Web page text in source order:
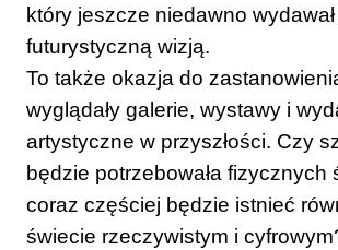
który jeszcze niedawno
futurystyczną wizją.
To także okazja do
wyglądały galerie, wystawy i
artystyczne w przyszłości. Czy
będzie potrzebowała fizycznych
coraz częściej będzie istnieć
świecie rzeczywistym i